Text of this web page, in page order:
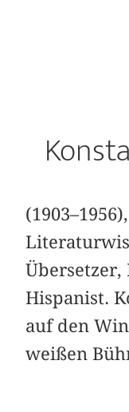
(1903–1956),
Hispanist.
auf den
weißen